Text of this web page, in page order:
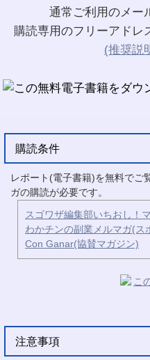
通常ご利用のメー
購読専用のフリーアドレ
(推奨説
購読条件
レポート(電子書籍)を無料でご
ガの購読が必要です。
スゴワザ編集部いちおし！
わかチンの副業メルマガ(ス
Con Ganar(協賛マガジン)
注意事項